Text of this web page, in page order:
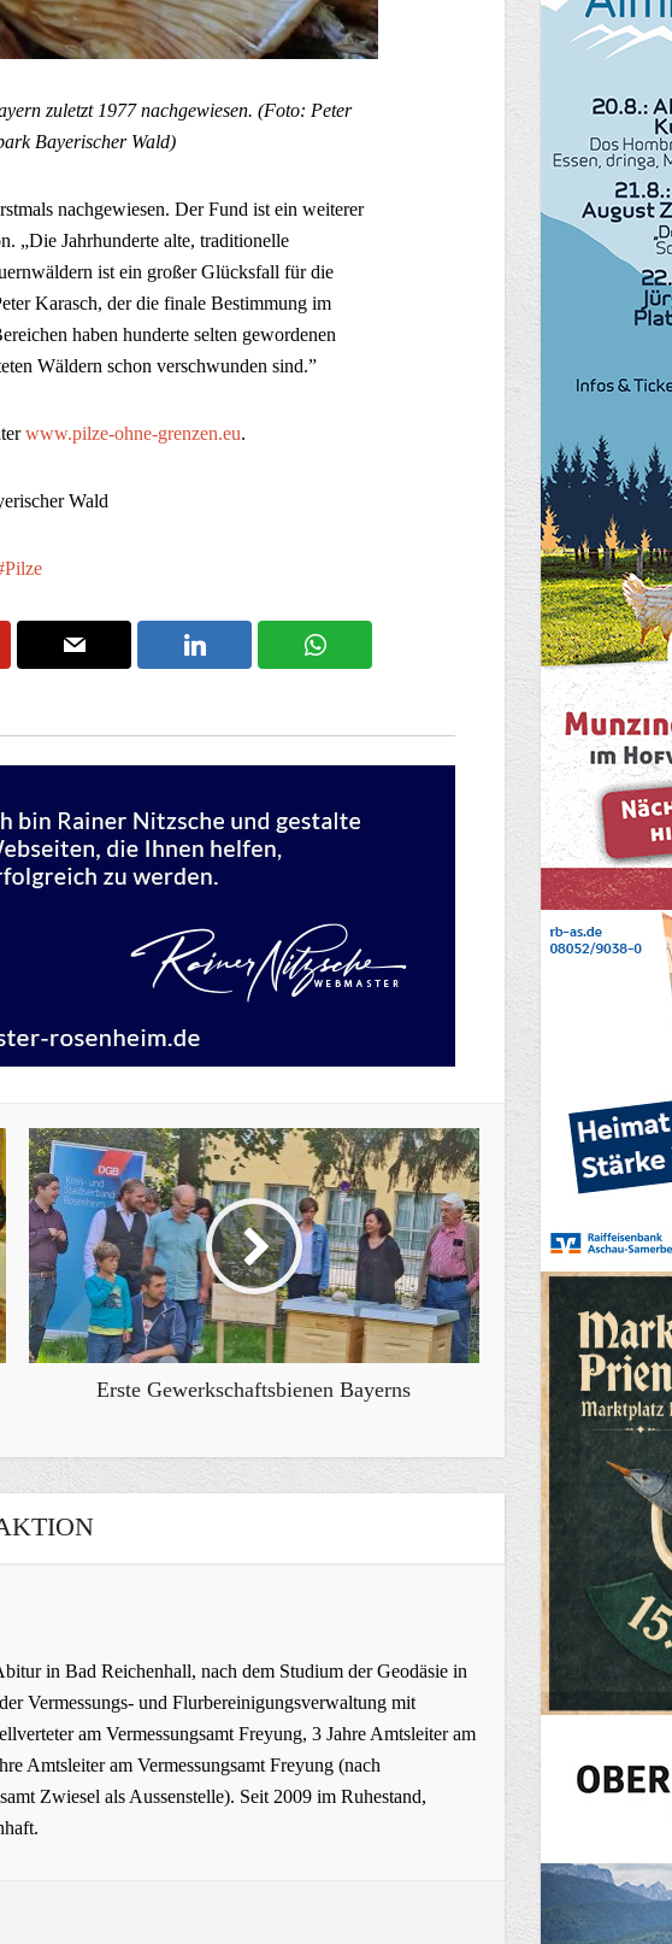
zuletzt 1977 nachgewiesen. (Foto: Peter
Bayerischer Wald)
nachgewiesen. Der Fund ist ein weiterer
„Die Jahrhunderte alte, traditionelle
ist ein großer Glücksfall für die
Karasch, der die finale Bestimmung im
haben hunderte selten gewordenen
Wäldern schon verschwunden sind.”
www.pilze-ohne-grenzen.eu.
Wald
Pilze
Erste Gewerkschaftsbienen Bayerns
in Bad Reichenhall, nach dem Studium der Geodäsie in
Vermessungs- und Flurbereinigungsverwaltung mit
am Vermessungsamt Freyung, 3 Jahre Amtsleiter am
Amtsleiter am Vermessungsamt Freyung (nach
Zwiesel als Aussenstelle). Seit 2009 im Ruhestand,